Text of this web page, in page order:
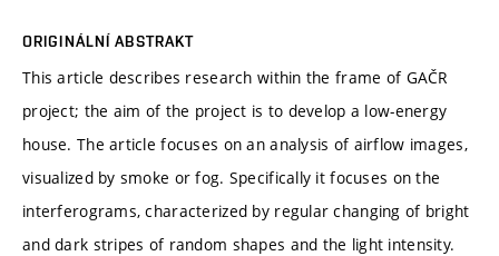
ORIGINÁLNÍ ABSTRAKT
This article describes research within the frame of GAČR
project; the aim of the project is to develop a low-energy
house. The article focuses on an analysis of airflow images,
visualized by smoke or fog. Specifically it focuses on the
interferograms, characterized by regular changing of bright
and dark stripes of random shapes and the light intensity.